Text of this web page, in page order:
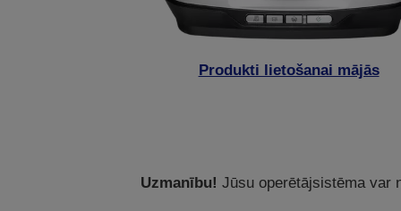
Produkti lietošanai mājās
Uzmanību! Jūsu operētājsistēma var